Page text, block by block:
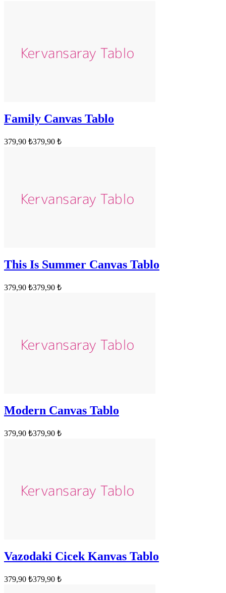
Family Canvas Tablo
379,90 ₺379,90 ₺
This Is Summer Canvas Tablo
379,90 ₺379,90 ₺
Modern Canvas Tablo
379,90 ₺379,90 ₺
Vazodaki Cicek Kanvas Tablo
379,90 ₺379,90 ₺